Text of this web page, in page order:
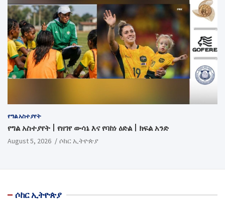
የግል አስተያየት
የግል አስተያየት | የዘገየ ውሳኔ እና የባከነ ዕድል | ክፍል አንድ
August 5, 2026 ሶከር ኢትዮጵያ
ሶከር ኢትዮጵያ